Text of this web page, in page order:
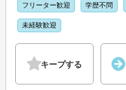
フリーター歓迎 学歴不問
未経験歓迎
キープする